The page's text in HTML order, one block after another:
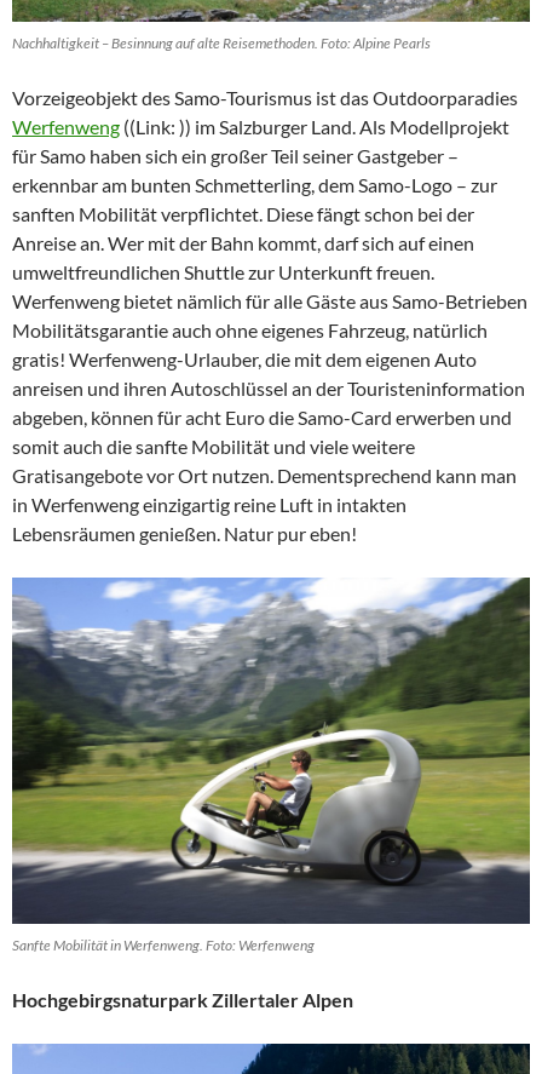
Nachhaltigkeit – Besinnung auf alte Reisemethoden. Foto: Alpine Pearls
Vorzeigeobjekt des Samo-Tourismus ist das Outdoorparadies
Werfenweng ((Link: )) im Salzburger Land. Als Modellprojekt
für Samo haben sich ein großer Teil seiner Gastgeber –
erkennbar am bunten Schmetterling, dem Samo-Logo – zur
sanften Mobilität verpflichtet. Diese fängt schon bei der
Anreise an. Wer mit der Bahn kommt, darf sich auf einen
umweltfreundlichen Shuttle zur Unterkunft freuen.
Werfenweng bietet nämlich für alle Gäste aus Samo-Betrieben
Mobilitätsgarantie auch ohne eigenes Fahrzeug, natürlich
gratis! Werfenweng-Urlauber, die mit dem eigenen Auto
anreisen und ihren Autoschlüssel an der Touristeninformation
abgeben, können für acht Euro die Samo-Card erwerben und
somit auch die sanfte Mobilität und viele weitere
Gratisangebote vor Ort nutzen. Dementsprechend kann man
in Werfenweng einzigartig reine Luft in intakten
Lebensräumen genießen. Natur pur eben!
Sanfte Mobilität in Werfenweng. Foto: Werfenweng
Hochgebirgsnaturpark Zillertaler Alpen